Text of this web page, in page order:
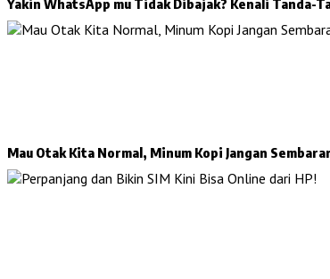
Yakin WhatsApp mu Tidak Dibajak? Kenali Tanda-
Mau Otak Kita Normal, Minum Kopi Jangan